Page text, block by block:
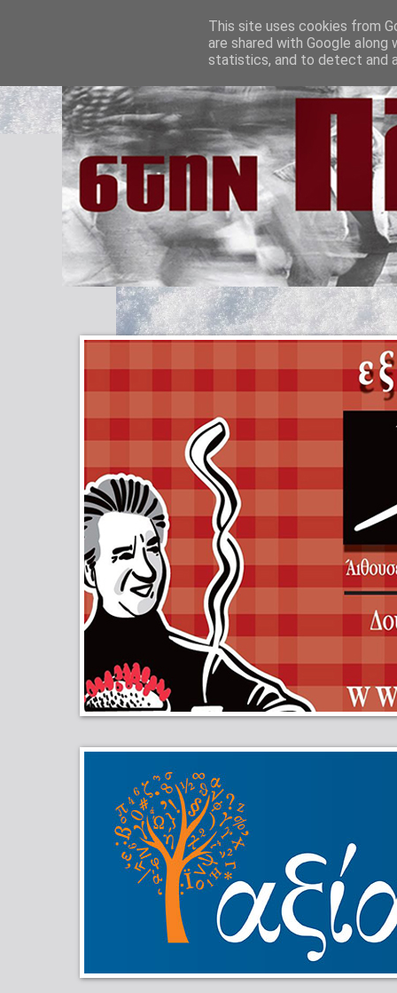
This site uses cookies from
are shared with Google
statistics, and to detect and